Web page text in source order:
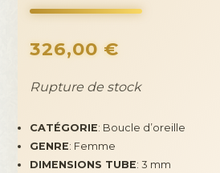
326,00 €
Rupture de stock
CATÉGORIE: Boucle d’oreille
GENRE: Femme
DIMENSIONS TUBE: 3 mm